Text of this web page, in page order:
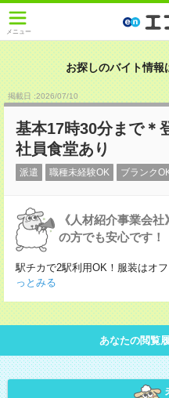
メニュー
お探しのバイト情報
掲載日 :2026/07/10
基本17時30分まで＊
社員食堂あり
派遣 職種未経験OK ブランク
《人材紹介事業会
の方でも安心です！
駅チカで2駅利用OK！服装はオ
っとみる
あなたの閲覧